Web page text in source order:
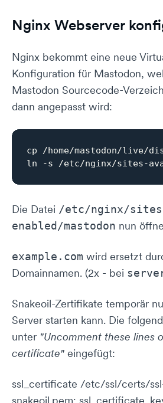
Nginx Webserver
Nginx bekommt eine neue
Konfiguration für Mastodon,
Mastodon Sourcecode-
dann angepasst wird:
cp /home/mastodon/live/
Die Datei /etc/nginx/
enabled/mastodon nun
example.com wird ersetzt
Domainnamen. (2x - bei
Snakeoil-Zertifikate temporär
Server starten kann. Die
unter "Uncomment these lines
certificate" eingefügt:
ssl_certificate /etc/ssl/certs/